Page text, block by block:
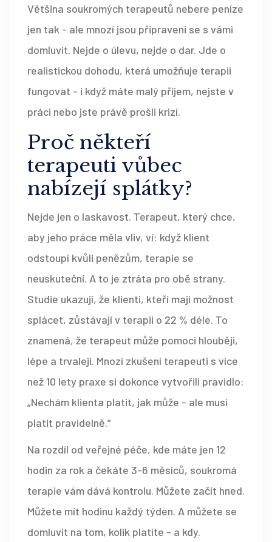
Většina soukromých terapeutů nebere peníze
jen tak - ale mnozí jsou připraveni se s vámi
domluvit. Nejde o úlevu, nejde o dar. Jde o
realistickou dohodu, která umožňuje terapii
fungovat - i když máte malý příjem, nejste v
práci nebo jste právě prošli krizí.
Proč někteří
terapeuti vůbec
nabízejí splátky?
Nejde jen o laskavost. Terapeut, který chce,
aby jeho práce měla vliv, ví: když klient
odstoupí kvůli penězům, terapie se
neuskuteční. A to je ztráta pro obě strany.
Studie ukazují, že klienti, kteří mají možnost
splácet, zůstávají v terapii o 22 % déle. To
znamená, že terapeut může pomoci hlouběji,
lépe a trvaleji. Mnozí zkušení terapeuti s více
než 10 lety praxe si dokonce vytvořili pravidlo:
„Nechám klienta platit, jak může - ale musí
platit pravidelně.“
Na rozdíl od veřejné péče, kde máte jen 12
hodin za rok a čekáte 3-6 měsíců, soukromá
terapie vám dává kontrolu. Můžete začít hned.
Můžete mít hodinu každý týden. A můžete se
domluvit na tom, kolik platíte - a kdy.